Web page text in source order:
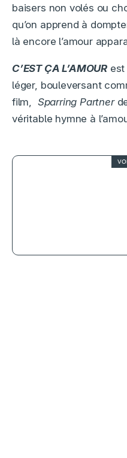
baisers non volés ou
qu’on apprend à
là encore l’amour
C’EST ÇA L’AMOUR
léger, bouleversant
film, Sparring Partner
véritable hymne à